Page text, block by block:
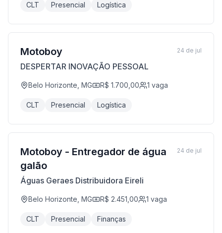
CLT Presencial Logística
Motoboy
DESPERTAR INOVAÇÃO PESSOAL
Belo Horizonte, MG R$ 1.700,00 1 vaga
CLT Presencial Logística
24 de jul
Motoboy - Entregador de água
galão
Águas Geraes Distribuidora Eireli
Belo Horizonte, MG R$ 2.451,00 1 vaga
CLT Presencial Finanças
24 de jul